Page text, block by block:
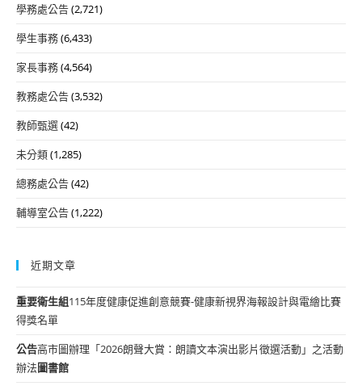
學務處公告(2,721)
學生事務(6,433)
家長事務(4,564)
教務處公告(3,532)
教師甄選(42)
未分類(1,285)
總務處公告(42)
輔導室公告(1,222)
近期文章
重要衛生組115年度健康促進創意競賽-健康新視界海報設計與電繪比賽
得獎名單
公告高市圖辦理「2026朗聲大賞：朗讀文本演出影片徵選活動」之活動
辦法圖書館